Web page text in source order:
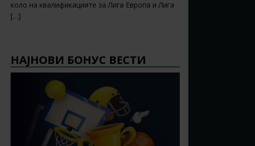
коло на квалификациите за Лига Европа и Лига
[…]
НАЈНОВИ БОНУС ВЕСТИ